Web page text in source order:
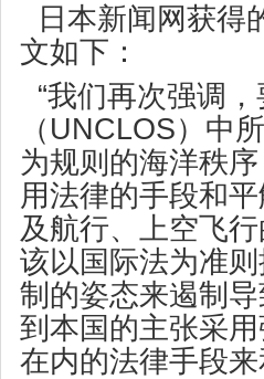
日本新闻网获得
文如下：
“我们再次强调
（UNCLOS）中
为规则的海洋秩
用法律的手段和
及航行、上空飞
该以国际法为准
制的姿态来遏制
到本国的主张采
在内的法律手段来